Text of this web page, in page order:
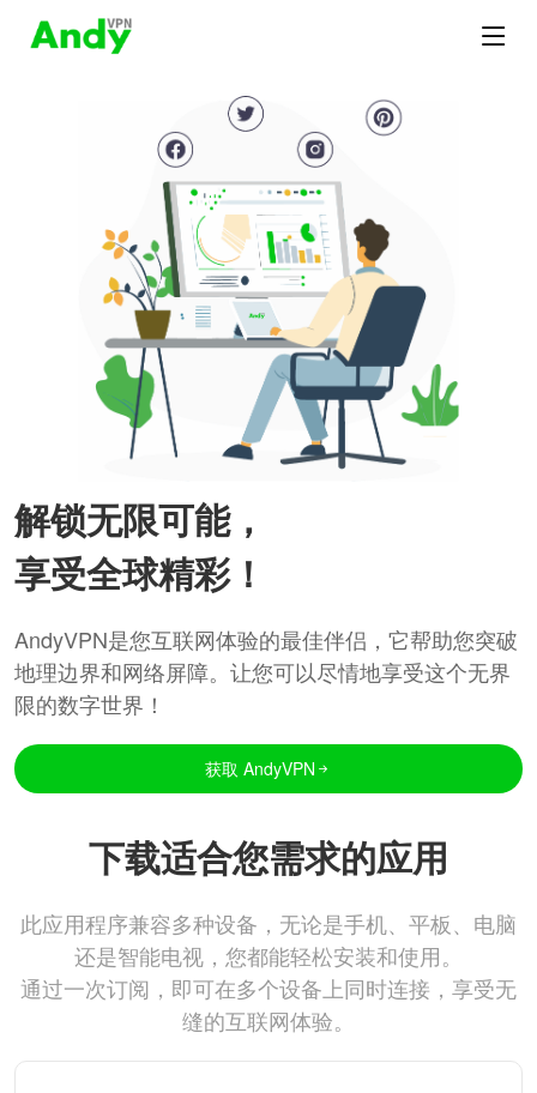
解锁无限可能，
享受全球精彩！
AndyVPN是您互联网体验的最佳伴侣，它帮助您突破
地理边界和网络屏障。让您可以尽情地享受这个无界
限的数字世界！
获取 AndyVPN
下载适合您需求的应用
此应用程序兼容多种设备，无论是手机、平板、电脑
还是智能电视，您都能轻松安装和使用。
通过一次订阅，即可在多个设备上同时连接，享受无
缝的互联网体验。